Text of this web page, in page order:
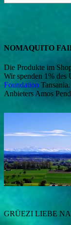
NOMAQUITO
Die Produkte im
Wir spenden 1% des
Foundation
Anbieters Amos
GRÜEZI LIEBE